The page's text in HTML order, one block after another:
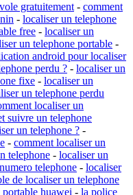
gratuitement - comment
- localiser un telephone
free - localiser un
un telephone portable -
android pour localiser
perdu ? - localiser un
fixe - localiser un
un telephone perdu
localiser un
suivre un telephone
un telephone ? -
- comment localiser un
telephone - localiser un
telephone - localiser
de localiser un telephone
huawei - la police